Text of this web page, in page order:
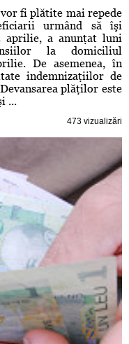
fi plătite mai repede
urmând să îşi
aprilie, a anunţat luni
la domiciliul
De asemenea, în
indemnizaţiilor de
plăţilor este
...
473 vizualizări